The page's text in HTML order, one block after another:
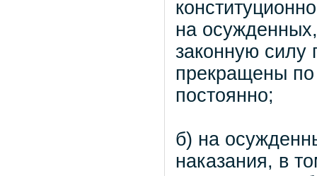
на
законную силу
прекращены
постоянно;
б) на
наказания, в